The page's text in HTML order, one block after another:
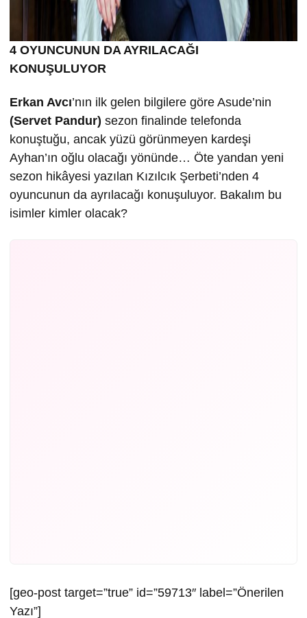
4 OYUNCUNUN DA AYRILACAĞI
KONUŞULUYOR
Erkan Avcı’nın ilk gelen bilgilere göre Asude’nin
(Servet Pandur) sezon finalinde telefonda
konuştuğu, ancak yüzü görünmeyen kardeşi
Ayhan’ın oğlu olacağı yönünde… Öte yandan yeni
sezon hikâyesi yazılan Kızılcık Şerbeti’nden 4
oyuncunun da ayrılacağı konuşuluyor. Bakalım bu
isimler kimler olacak?
[geo-post target=”true” id=”59713″ label=”Önerilen
Yazı”]